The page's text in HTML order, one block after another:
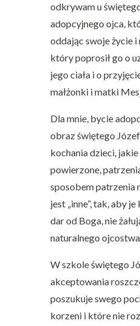
odkrywam u
adopcyjnego ojca,
oddając swoje życie i
który poprosił go o
jego ciała i o
małżonki i matki
Dla mnie, bycie
obraz świętego
kochania dzieci, jakie
powierzone,
sposobem patrzenia
jest „inne”, tak, aby
dar od Boga, nie
naturalnego
W szkole świętego
akceptowania
poszukuje swego
korzeni i które nie